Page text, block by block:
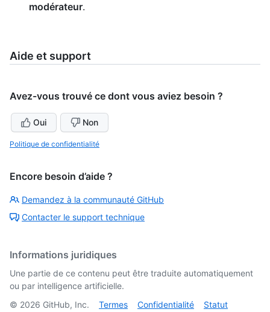
modérateur.
Aide et support
Avez-vous trouvé ce dont vous aviez besoin ?
Oui Non
Politique de confidentialité
Encore besoin d’aide ?
Demandez à la communauté GitHub
Contacter le support technique
Informations juridiques
Une partie de ce contenu peut être traduite automatiquement
ou par intelligence artificielle.
© 2026 GitHub, Inc. Termes Confidentialité Statut